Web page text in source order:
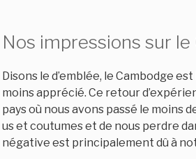
Nos impressions sur
Disons le d’emblée, le Cambodge
moins apprécié. Ce retour
pays où nous avons passé le moins
us et coutumes et de nous perdre
négative est principalement dû à